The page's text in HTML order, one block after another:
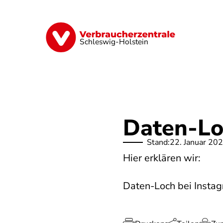
Schleswig-Holstein
Finanzen Digitales Lebensmittel
Daten-
Stand:22. Januar
Hier erklären wir:
Daten-Loch bei